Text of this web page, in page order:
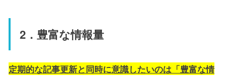
2．豊富な情報量
定期的な記事更新と同時に意識したいのは「豊富な情